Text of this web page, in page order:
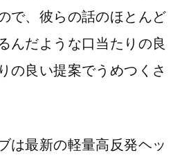
で、彼らの話のほとんど
んだような口当たりの良
の良い提案でうめつくさ
は最新の軽量高反発ヘッ